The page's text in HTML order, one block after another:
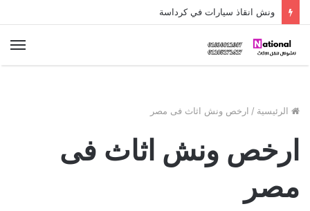
ونش انقاذ سيارات في كرداسة
الرئيسية / ارخص ونش اثاث فى مصر
ارخص ونش اثاث فى
مصر